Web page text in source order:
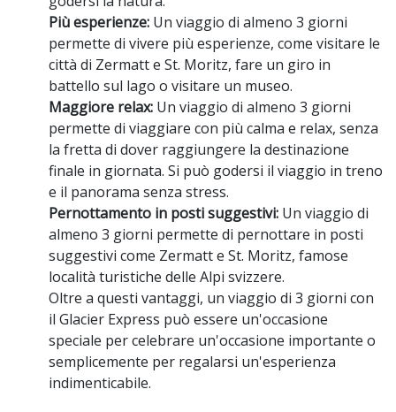
Più esperienze: Un viaggio di almeno 3 giorni
permette di vivere più esperienze, come visitare le
città di Zermatt e St. Moritz, fare un giro in
battello sul lago o visitare un museo.
Maggiore relax: Un viaggio di almeno 3 giorni
permette di viaggiare con più calma e relax, senza
la fretta di dover raggiungere la destinazione
finale in giornata. Si può godersi il viaggio in treno
e il panorama senza stress.
Pernottamento in posti suggestivi: Un viaggio di
almeno 3 giorni permette di pernottare in posti
suggestivi come Zermatt e St. Moritz, famose
località turistiche delle Alpi svizzere.
Oltre a questi vantaggi, un viaggio di 3 giorni con
il Glacier Express può essere un'occasione
speciale per celebrare un'occasione importante o
semplicemente per regalarsi un'esperienza
indimenticabile.